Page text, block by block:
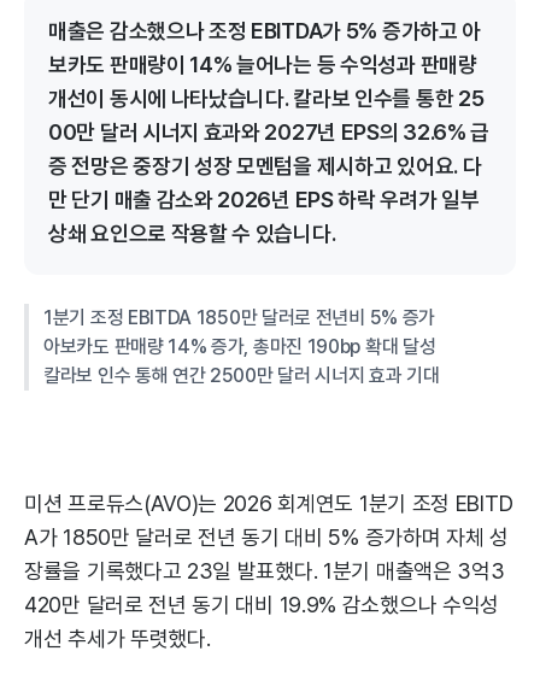
매출은 감소했으나 조정 EBITDA가 5% 증가하고 아
보카도 판매량이 14% 늘어나는 등 수익성과 판매량
개선이 동시에 나타났습니다. 칼라보 인수를 통한 25
00만 달러 시너지 효과와 2027년 EPS의 32.6% 급
증 전망은 중장기 성장 모멘텀을 제시하고 있어요. 다
만 단기 매출 감소와 2026년 EPS 하락 우려가 일부
상쇄 요인으로 작용할 수 있습니다.
1분기 조정 EBITDA 1850만 달러로 전년비 5% 증가
아보카도 판매량 14% 증가, 총마진 190bp 확대 달성
칼라보 인수 통해 연간 2500만 달러 시너지 효과 기대
미션 프로듀스(AVO)는 2026 회계연도 1분기 조정 EBITD
A가 1850만 달러로 전년 동기 대비 5% 증가하며 자체 성
장률을 기록했다고 23일 발표했다. 1분기 매출액은 3억3
420만 달러로 전년 동기 대비 19.9% 감소했으나 수익성
개선 추세가 뚜렷했다.